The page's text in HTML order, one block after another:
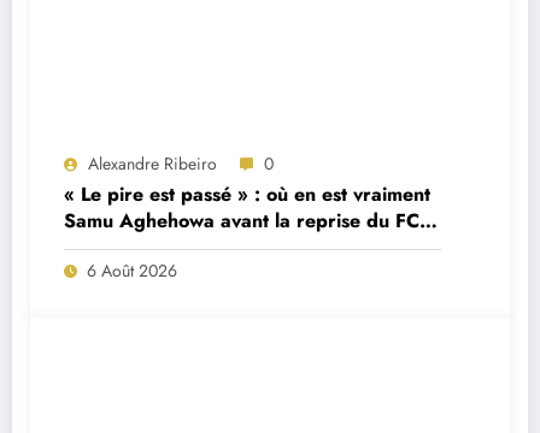
Alexandre Ribeiro 0
« Le pire est passé » : où en est vraiment
Samu Aghehowa avant la reprise du FC
Porto ?
6 Août 2026